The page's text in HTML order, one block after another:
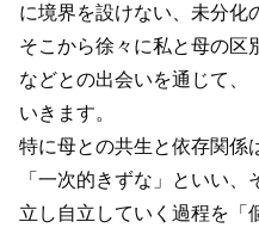
に境界を設けない、未分化
そこから徐々に私と母の区
などとの出会いを通じて、
いきます。
特に母との共生と依存関係
「一次的きずな」といい
立し自立していく過程を「